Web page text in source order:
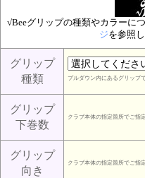
√Beeグリップの種類やカラーにつ
ジを参照
グリップ
種類
プルダウン内にあるグリップ
グリップ
下巻数
クラブ本体の指定箇所でご指
グリップ
向き
クラブ本体の指定箇所でご指